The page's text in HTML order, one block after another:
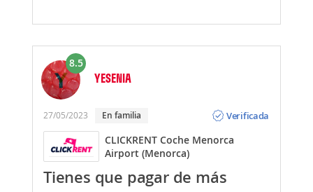
8.5
YESENIA
27/05/2023 En familia
Verificada
CLICKRENT Coche Menorca
Airport (Menorca)
Tienes que pagar de más